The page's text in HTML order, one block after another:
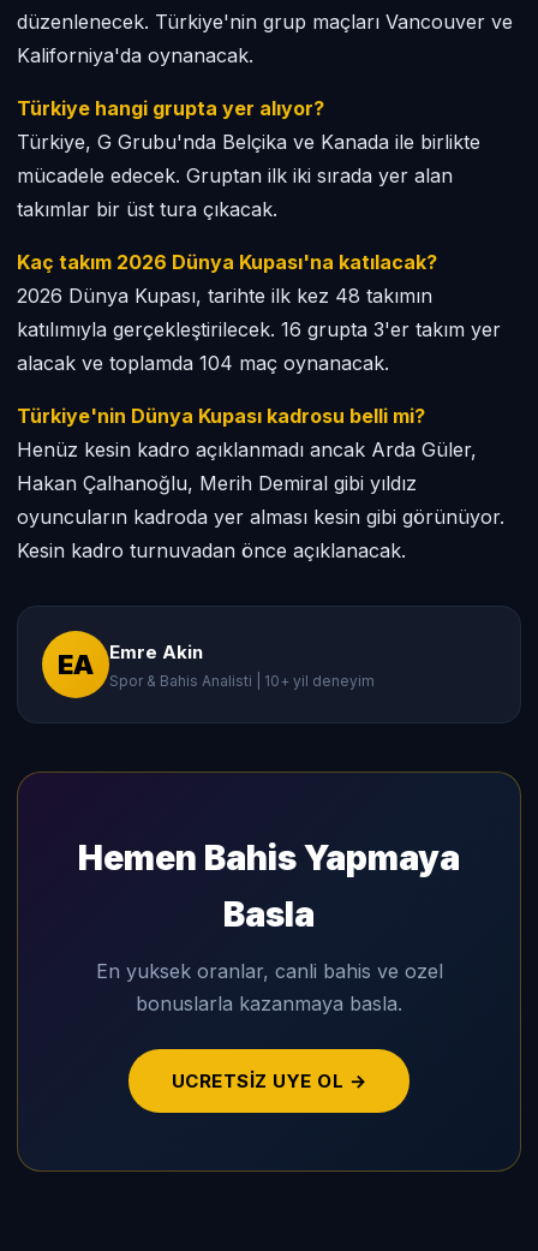
düzenlenecek. Türkiye'nin grup maçları Vancouver ve
Kaliforniya'da oynanacak.
Türkiye hangi grupta yer alıyor?
Türkiye, G Grubu'nda Belçika ve Kanada ile birlikte
mücadele edecek. Gruptan ilk iki sırada yer alan
takımlar bir üst tura çıkacak.
Kaç takım 2026 Dünya Kupası'na katılacak?
2026 Dünya Kupası, tarihte ilk kez 48 takımın
katılımıyla gerçekleştirilecek. 16 grupta 3'er takım yer
alacak ve toplamda 104 maç oynanacak.
Türkiye'nin Dünya Kupası kadrosu belli mi?
Henüz kesin kadro açıklanmadı ancak Arda Güler,
Hakan Çalhanoğlu, Merih Demiral gibi yıldız
oyuncuların kadroda yer alması kesin gibi görünüyor.
Kesin kadro turnuvadan önce açıklanacak.
EA Emre Akin
Spor & Bahis Analisti | 10+ yil deneyim
Hemen Bahis Yapmaya
Basla
En yuksek oranlar, canli bahis ve ozel
bonuslarla kazanmaya basla.
UCRETSIZ UYE OL →